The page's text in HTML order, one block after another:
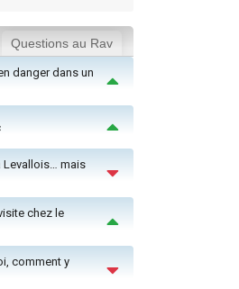
Questions au Rav
danger dans un
Levallois… mais
chez le
comment y